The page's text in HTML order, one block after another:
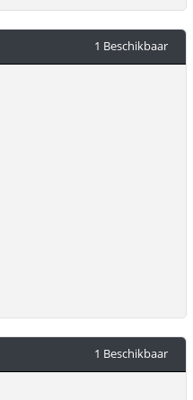
1 Beschikbaar
1 Beschikbaar